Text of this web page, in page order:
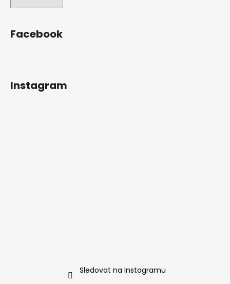
Facebook
Instagram
Sledovat na Instagramu